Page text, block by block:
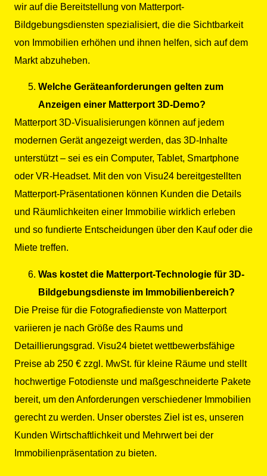
wir auf die Bereitstellung von Matterport-
Bildgebungsdiensten spezialisiert, die die Sichtbarkeit
von Immobilien erhöhen und ihnen helfen, sich auf dem
Markt abzuheben.
Welche Geräteanforderungen gelten zum
Anzeigen einer Matterport 3D-Demo?
Matterport 3D-Visualisierungen können auf jedem
modernen Gerät angezeigt werden, das 3D-Inhalte
unterstützt – sei es ein Computer, Tablet, Smartphone
oder VR-Headset. Mit den von Visu24 bereitgestellten
Matterport-Präsentationen können Kunden die Details
und Räumlichkeiten einer Immobilie wirklich erleben
und so fundierte Entscheidungen über den Kauf oder die
Miete treffen.
Was kostet die Matterport-Technologie für 3D-
Bildgebungsdienste im Immobilienbereich?
Die Preise für die Fotografiedienste von Matterport
variieren je nach Größe des Raums und
Detaillierungsgrad. Visu24 bietet wettbewerbsfähige
Preise ab 250 € zzgl. MwSt. für kleine Räume und stellt
hochwertige Fotodienste und maßgeschneiderte Pakete
bereit, um den Anforderungen verschiedener Immobilien
gerecht zu werden. Unser oberstes Ziel ist es, unseren
Kunden Wirtschaftlichkeit und Mehrwert bei der
Immobilienpräsentation zu bieten.